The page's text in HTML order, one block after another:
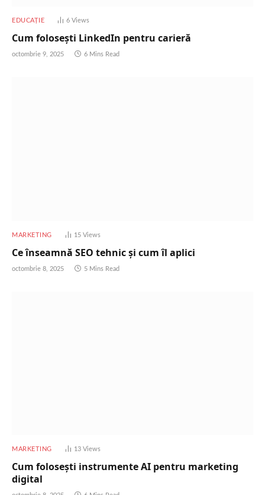
EDUCAȚIE 6Views
Cum folosești LinkedIn pentru carieră
octombrie 9, 2025 6 Mins Read
MARKETING 15 Views
Ce înseamnă SEO tehnic și cum îl aplici
octombrie 8, 2025 5 Mins Read
MARKETING 13 Views
Cum folosești instrumente AI pentru marketing
digital